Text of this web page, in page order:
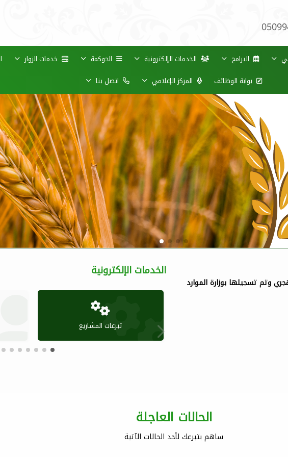
البرامج الخدمات الإلكترونية الحوكمة خدمات الزوار
بوابة الوظائف
المركز الإعلامي اتصل بنا
البر الخيرية بمركز الرويضات تأسست عام 22-09-1430هجري وتم تسجيلها بوزارة الموارد
الخدمات الإلكترونية
تبرعات المشاريع
الحالات العاجلة
ساهم بتبرعك لأحد الحالات الآتية